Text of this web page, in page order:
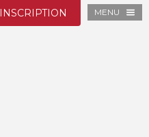
INSCRIPTION MENU